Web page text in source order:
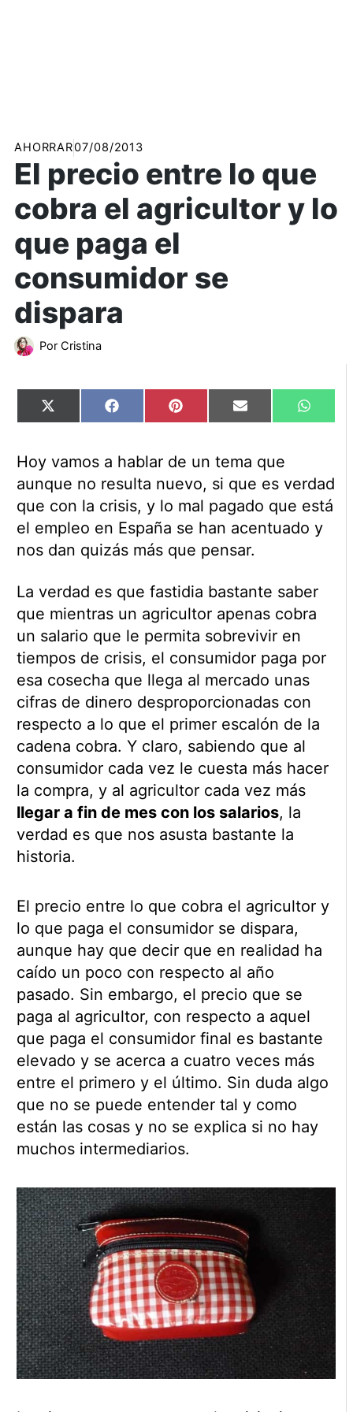
AHORRAR07/08/2013
El precio entre lo que
cobra el agricultor y lo
que paga el
consumidor se
dispara
Por Cristina
Compartir
en
X
(Twitter)
Compartir
en
Facebook Compartir
en
Pinterest Compartir
en
Email
en
Hoy vamos a hablar de un tema que
aunque no resulta nuevo, si que es verdad
que con la crisis, y lo mal pagado que está
el empleo en España se han acentuado y
nos dan quizás más que pensar.
La verdad es que fastidia bastante saber
que mientras un agricultor apenas cobra
un salario que le permita sobrevivir en
tiempos de crisis, el consumidor paga por
esa cosecha que llega al mercado unas
cifras de dinero desproporcionadas con
respecto a lo que el primer escalón de la
cadena cobra. Y claro, sabiendo que al
consumidor cada vez le cuesta más hacer
la compra, y al agricultor cada vez más
llegar a fin de mes con los salarios, la
verdad es que nos asusta bastante la
historia.
El precio entre lo que cobra el agricultor y
lo que paga el consumidor se dispara,
aunque hay que decir que en realidad ha
caído un poco con respecto al año
pasado. Sin embargo, el precio que se
paga al agricultor, con respecto a aquel
que paga el consumidor final es bastante
elevado y se acerca a cuatro veces más
entre el primero y el último. Sin duda algo
que no se puede entender tal y como
están las cosas y no se explica si no hay
muchos intermediarios.